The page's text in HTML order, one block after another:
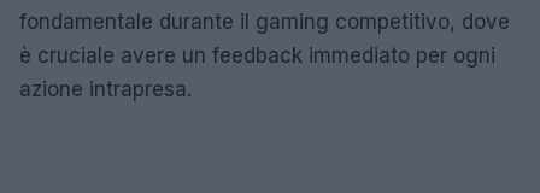
fondamentale durante il gaming competitivo, dove
è cruciale avere un feedback immediato per ogni
azione intrapresa.